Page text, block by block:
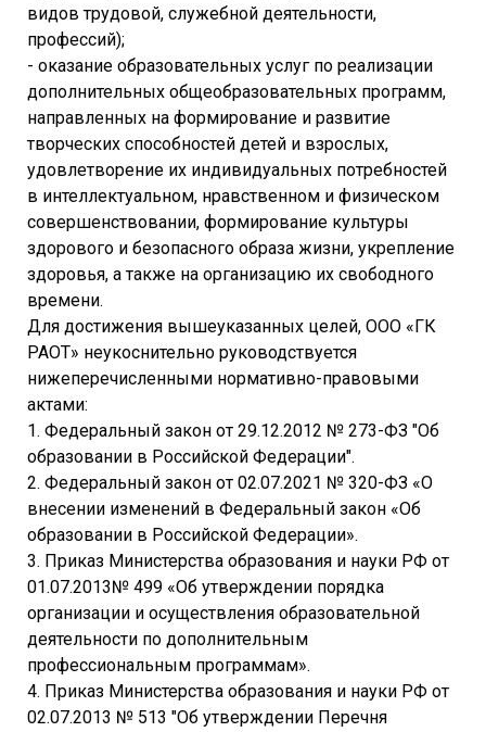
видов трудовой, служебной деятельности,
профессий);
- оказание образовательных услуг по реализации
дополнительных общеобразовательных программ,
направленных на формирование и развитие
творческих способностей детей и взрослых,
удовлетворение их индивидуальных потребностей
в интеллектуальном, нравственном и физическом
совершенствовании, формирование культуры
здорового и безопасного образа жизни, укрепление
здоровья, а также на организацию их свободного
времени.
Для достижения вышеуказанных целей, ООО «ГК
РАОТ» неукоснительно руководствуется
нижеперечисленными нормативно-правовыми
актами:
1. Федеральный закон от 29.12.2012 № 273-ФЗ "Об
образовании в Российской Федерации".
2. Федеральный закон от 02.07.2021 № 320-ФЗ «О
внесении изменений в Федеральный закон «Об
образовании в Российской Федерации».
3. Приказ Министерства образования и науки РФ от
01.07.2013№ 499 «Об утверждении порядка
организации и осуществления образовательной
деятельности по дополнительным
профессиональным программам».
4. Приказ Министерства образования и науки РФ от
02.07.2013 № 513 "Об утверждении Перечня